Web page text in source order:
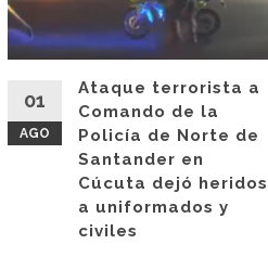
01
AGO
Ataque terrorista a
Comando de la
Policía de Norte de
Santander en
Cúcuta dejó heridos
a uniformados y
civiles